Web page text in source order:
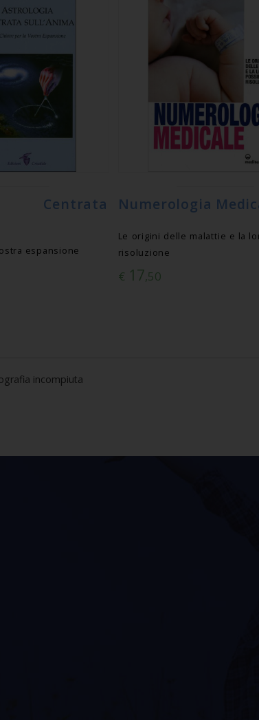
Centrata
espansione
Numerologia
Le origini delle malattie e la
risoluzione
€ 17,50
incompiuta